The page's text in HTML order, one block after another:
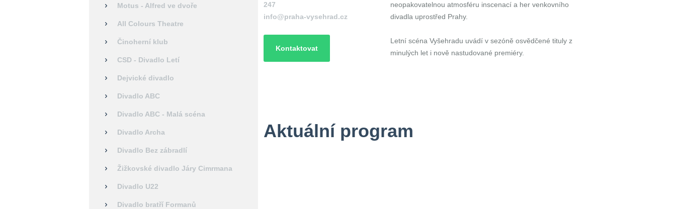
Motus - Alfred ve dvoře
All Colours Theatre
Činoherní klub
CSD - Divadlo Letí
Dejvické divadlo
Divadlo ABC
Divadlo ABC - Malá scéna
Divadlo Archa
Divadlo Bez zábradlí
Žižkovské divadlo Járy Cimrmana
Divadlo U22
Divadlo bratří Formanů
247
info@praha-vysehrad.cz
Kontaktovat
neopakovatelnou atmosféru inscenací a her venkovního
divadla uprostřed Prahy.
Letní scéna Vyšehradu uvádí v sezóně osvědčené tituly z
minulých let i nově nastudované premiéry.
Aktuální program